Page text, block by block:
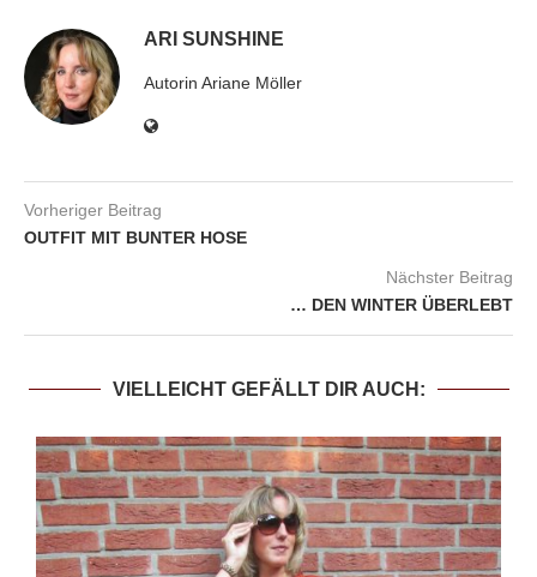
ARI SUNSHINE
Autorin Ariane Möller
Vorheriger Beitrag
OUTFIT MIT BUNTER HOSE
Nächster Beitrag
… DEN WINTER ÜBERLEBT
VIELLEICHT GEFÄLLT DIR AUCH: